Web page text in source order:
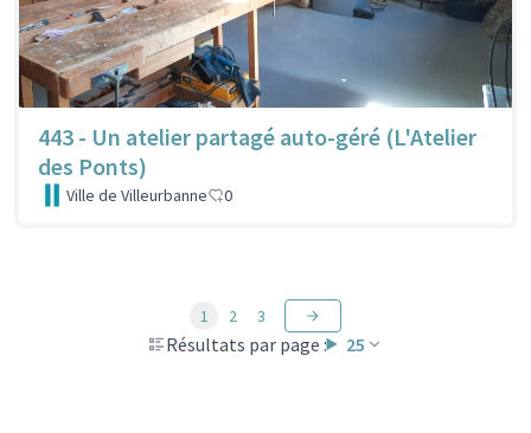
443 - Un atelier partagé auto-géré (L'Atelier
des Ponts)
Ville de Villeurbanne 0
Résultats par page : 25
1 2 3